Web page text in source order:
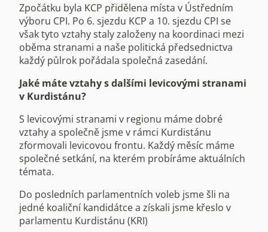
Zpočátku byla KCP přidělena místa v Ústředním
výboru CPI. Po 6. sjezdu KCP a 10. sjezdu CPI se
však tyto vztahy staly založeny na koordinaci mezi
oběma stranami a naše politická předsednictva
každý půlrok pořádala společná zasedání.
Jaké máte vztahy s dalšími levicovými stranami
v Kurdistánu?
S levicovými stranami v regionu máme dobré
vztahy a společně jsme v rámci Kurdistánu
zformovali levicovou frontu. Každý měsíc máme
společné setkání, na kterém probíráme aktuálních
témata.
Do posledních parlamentních voleb jsme šli na
jedné koaliční kandidátce a získali jsme křeslo v
parlamentu Kurdistánu (KRI)